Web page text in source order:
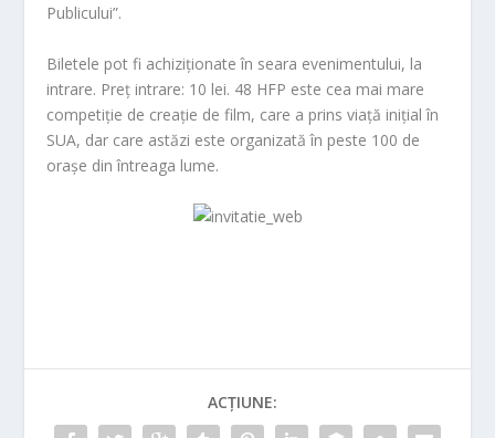
Publicului”.
Biletele pot fi achiziționate în seara evenimentului, la
intrare. Preț intrare: 10 lei. 48 HFP este cea mai mare
competiție de creație de film, care a prins viață inițial în
SUA, dar care astăzi este organizată în peste 100 de
orașe din întreaga lume.
ACȚIUNE: